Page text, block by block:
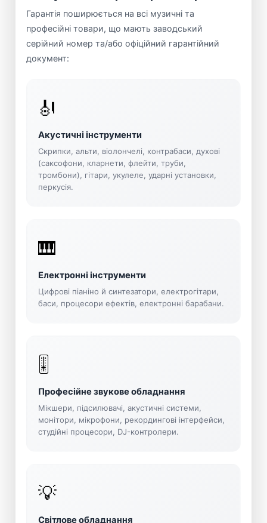
Гарантія поширюється на всі музичні та
професійні товари, що мають заводський
серійний номер та/або офіційний гарантійний
документ:
🎻
Акустичні інструменти
Скрипки, альти, віолончелі, контрабаси, духові
(саксофони, кларнети, флейти, труби,
тромбони), гітари, укулеле, ударні установки,
перкусія.
🎹
Електронні інструменти
Цифрові піаніно й синтезатори, електрогітари,
баси, процесори ефектів, електронні барабани.
🎚️
Професійне звукове обладнання
Мікшери, підсилювачі, акустичні системи,
монітори, мікрофони, рекордингові інтерфейси,
студійні процесори, DJ-контролери.
💡
Світлове обладнання